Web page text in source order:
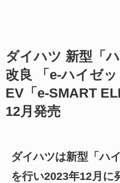
ダイハツ 新型「
改良 「e-ハイゼ
EV「e-SMART
12月発売
ダイハツは新型「ハ
を行い2023年12月に